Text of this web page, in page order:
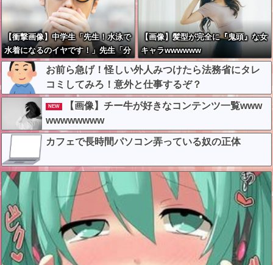
【衝撃画像】中学生「先生！水泳で
水着になるのイヤです！」先生「分
かった」→結果まさかの『こう』な
ってしまうw w w w w w w
【画像】髪型が完全に『鬼頭』な女
キャラwwwwww
お前ら急げ！怪しい外人みつけたら法務省にタレ
コミしてみろ！意外と仕事するぞ？
NEW
【画像】チー牛が好きなコンテンツ一覧www
wwwwwwww
カフェで長時間パソコン弄っている奴の正体